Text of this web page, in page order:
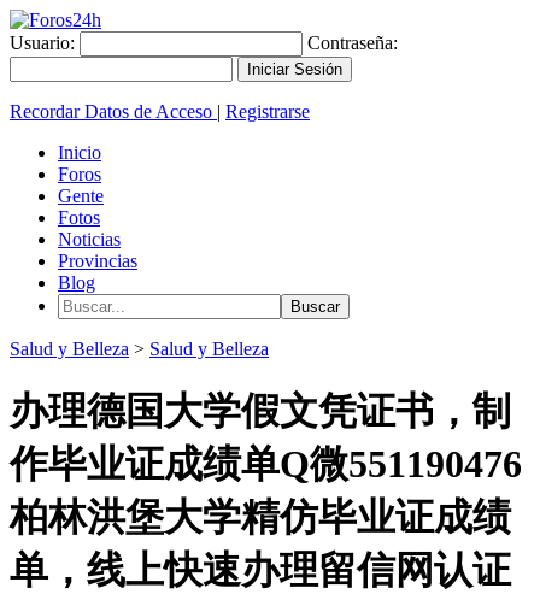
Usuario: Contraseña:
Recordar Datos de Acceso | Registrarse
Inicio
Foros
Gente
Fotos
Noticias
Provincias
Blog
Salud y Belleza > Salud y Belleza
办理德国大学假文凭证书，制
作毕业证成绩单Q微551190476
柏林洪堡大学精仿毕业证成绩
单，线上快速办理留信网认证